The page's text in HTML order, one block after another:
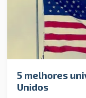
5 melhores
Unidos